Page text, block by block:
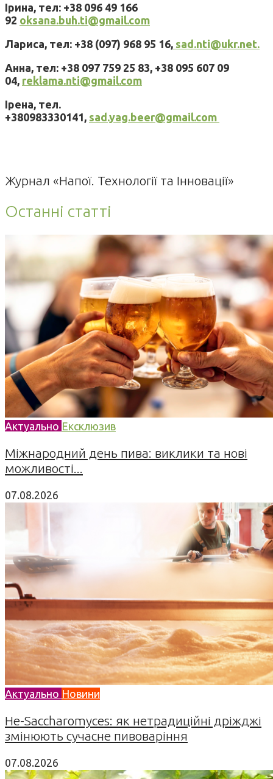
Ірина, тел: +38 096 49 166
92 oksana.buh.ti@gmail.com
Лариса, тел: +38 (097) 968 95 16, sad.nti@ukr.net.
Анна, тел: +38 097 759 25 83, +38 095 607 09
04, reklama.nti@gmail.com
Ірена, тел.
+380983330141, sad.yag.beer@gmail.com
Журнал «Напої. Технології та Інновації»
Останні статті
Актуально Ексклюзив
Міжнародний день пива: виклики та нові
можливості...
07.08.2026
Актуально Новини
Не-Saccharomyces: як нетрадиційні дріжджі
змінюють сучасне пивоваріння
07.08.2026